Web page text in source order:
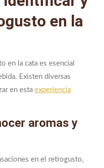
en la
en la cata es esencial
Existen diversas
en esta experiencia
aromas y
en el retrogusto,